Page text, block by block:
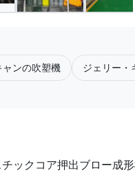
ンの吹塑機 ジェリー・
ックコア押出ブロー成